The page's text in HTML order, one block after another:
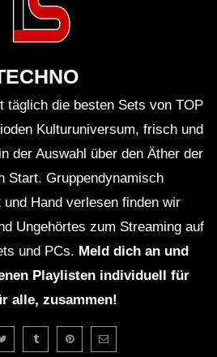
täglich die besten Sets von TOP
Kulturuniversum, frisch und
der Auswahl über den Äther der
Start. Gruppendynamisch
Hand verlesen finden wir
Ungehörtes zum Streaming auf
und PCs. Meld dich an und
Playlisten individuell für
alle, zusammen!